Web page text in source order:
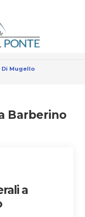
Mugello
Barberino
a